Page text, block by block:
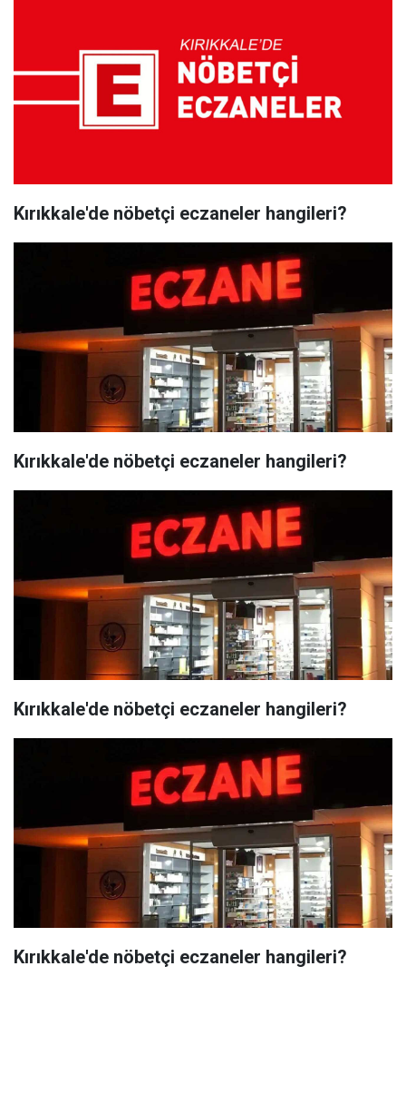
Kırıkkale'de nöbetçi eczaneler hangileri?
Kırıkkale'de nöbetçi eczaneler hangileri?
Kırıkkale'de nöbetçi eczaneler hangileri?
Kırıkkale'de nöbetçi eczaneler hangileri?